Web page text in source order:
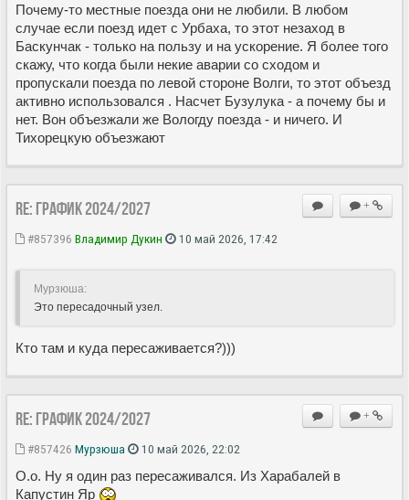
Почему-то местные поезда они не любили. В любом
случае если поезд идет с Урбаха, то этот незаход в
Баскунчак - только на пользу и на ускорение. Я более того
скажу, что когда были некие аварии со сходом и
пропускали поезда по левой стороне Волги, то этот объезд
активно использовался . Насчет Бузулука - а почему бы и
нет. Вон объезжали же Вологду поезда - и ничего. И
Тихорецкую объезжают
+
Re: ГРАФИК 2024/2027
#857396 Владимир Дукин 10 май 2026, 17:42
Мурзюша:
Это пересадочный узел.
Кто там и куда пересаживается?)))
+
Re: ГРАФИК 2024/2027
#857426 Мурзюша 10 май 2026, 22:02
О.о. Ну я один раз пересаживался. Из Харабалей в
Капустин Яр